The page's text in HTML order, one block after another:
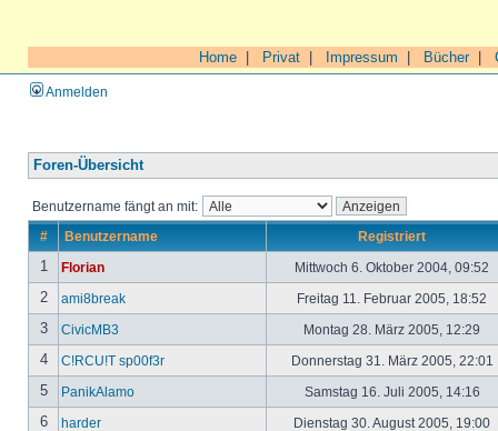
Home Privat Impressum Bücher|
Anmelden
Foren-Übersicht
Benutzername fängt an mit:
# Benutzername Registriert
1 Florian Mittwoch 6. Oktober 2004, 09:52
2 ami8break Freitag 11. Februar 2005, 18:52
3 CivicMB3 Montag 28. März 2005, 12:29
4 C!RCU!T sp00f3r Donnerstag 31. März 2005, 22:01
5 PanikAlamo Samstag 16. Juli 2005, 14:16
6 harder Dienstag 30. August 2005, 19:00